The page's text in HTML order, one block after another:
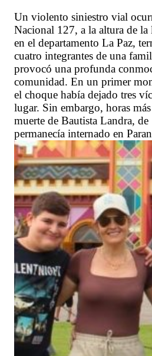
Un violento siniestro vial
Nacional 127, a la altura de
en el departamento La Paz,
cuatro integrantes de una
provocó una profunda
comunidad. En un primer
el choque había dejado tres
lugar. Sin embargo, horas
muerte de Bautista Landra,
permanecía internado en